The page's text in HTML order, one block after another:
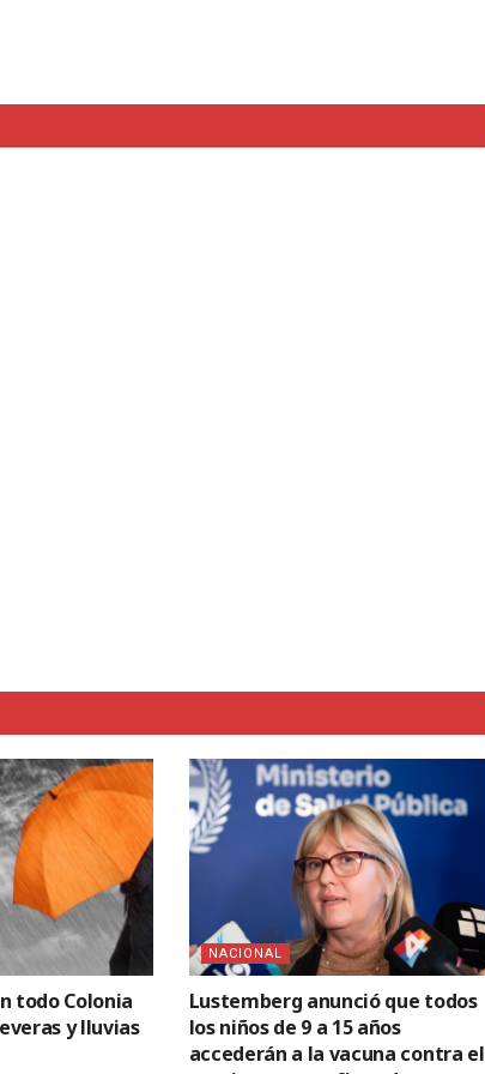
todo Colonia
y lluvias
NACIONAL
Lustemberg anunció que todos
los niños de 9 a 15 años
accederán a la vacuna contra el